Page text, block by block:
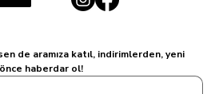
de aramıza katıl, indirimlerden, yeni
haberdar ol!